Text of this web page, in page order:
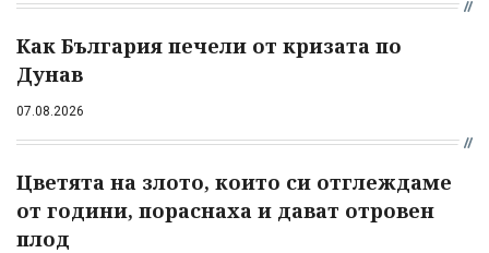
Как България печели от кризата по
Дунав
07.08.2026
Цветята на злото, които си отглеждаме
от години, пораснаха и дават отровен
плод